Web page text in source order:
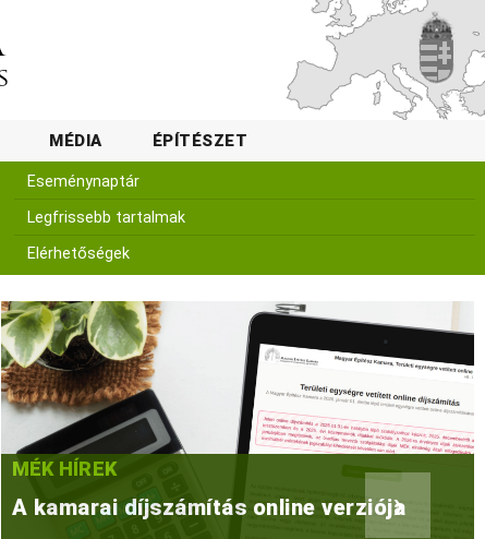
MÉDIA ÉPÍTÉSZET
Eseménynaptár
Legfrissebb tartalmak
Elérhetőségek
MÉK HÍREK
A kamarai díjszámítás online verziója
›